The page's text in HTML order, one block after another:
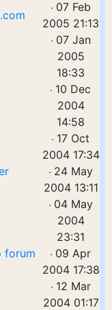
07 Feb
2005 21:13
07 Jan
2005
18:33
10 Dec
2004
14:58
17 Oct
2004 17:34
24 May
2004 13:11
04 May
2004
23:31
forum
09 Apr
2004 17:38
12 Mar
2004 01:17